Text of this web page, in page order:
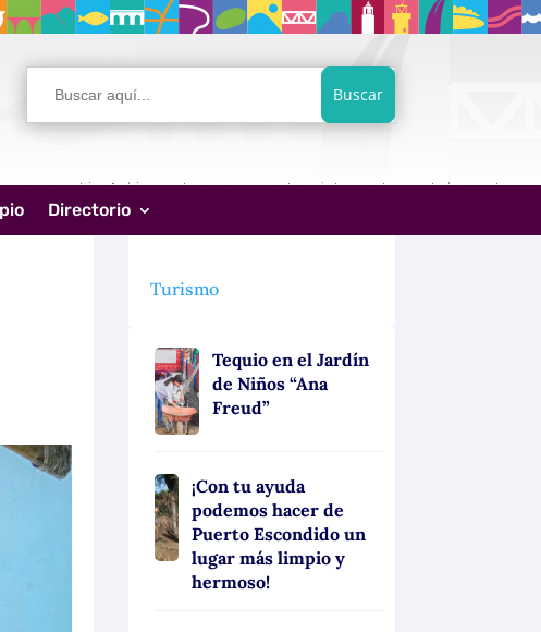
Buscar:
Directorio
Turismo
Tequio en el Jardín
de Niños “Ana
Freud”
¡Con tu ayuda
podemos hacer de
Puerto Escondido un
lugar más limpio y
hermoso!